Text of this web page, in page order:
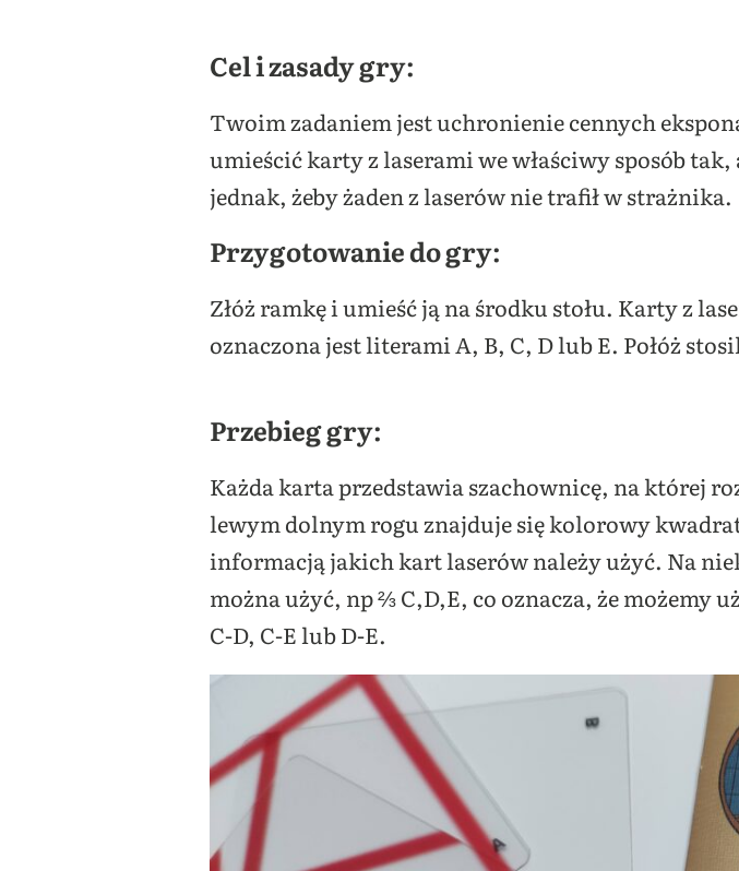
Cel i zasady gry:
Twoim zadaniem jest uchronienie cennych
umieścić karty z laserami we właściwy sposób
jednak, żeby żaden z laserów nie trafił w strażnika.
Przygotowanie do gry:
Złóż ramkę i umieść ją na środku stołu. Karty z
oznaczona jest literami A, B, C, D lub E. Połóż
Przebieg gry:
Każda karta przedstawia szachownicę, na której
lewym dolnym rogu znajduje się kolorowy
informacją jakich kart laserów należy użyć. Na
można użyć, np ⅔ C,D,E, co oznacza, że
C-D, C-E lub D-E.